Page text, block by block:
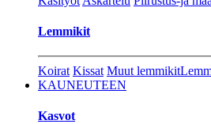
Lemmikit
Koirat Kissat Muut lemmikit
KAUNEUTEEN
Kasvot